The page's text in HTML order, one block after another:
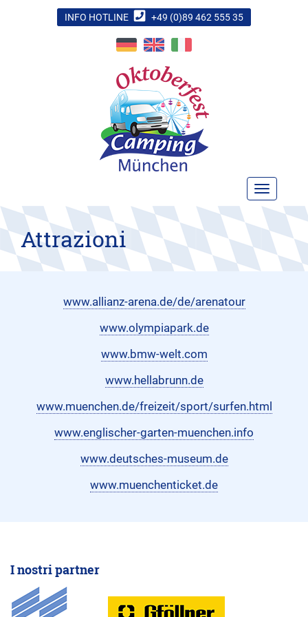
INFO HOTLINE +49 (0)89 462 555 35
TOGGLE
Attrazioni
www.allianz-arena.de/de/arenatour
www.olympiapark.de
www.bmw-welt.com
www.hellabrunn.de
www.muenchen.de/freizeit/sport/surfen.html
www.englischer-garten-muenchen.info
www.deutsches-museum.de
www.muenchenticket.de
I nostri partner